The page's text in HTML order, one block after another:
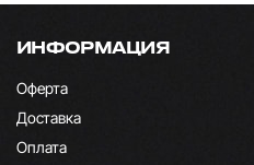
ИНФОРМАЦИЯ
Оферта
Доставка
Оплата